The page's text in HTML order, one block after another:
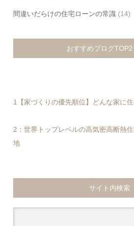
間違いだらけの住宅ローンの常識 (14)
おすすめブログTOP2
1【家づくりの優先順位】どんな家に
2：世界トップレベルの高気密高断熱
地
サイト内検索